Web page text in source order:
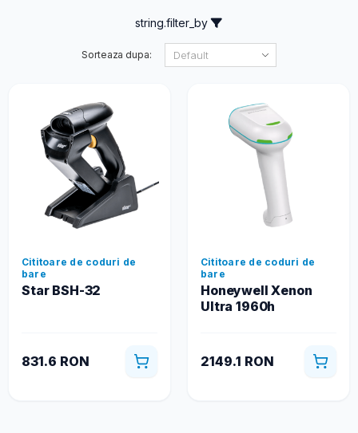
string.filter_by
Sorteaza dupa:
Cititoare de coduri de
bare
Star BSH-32
831.6 RON
Cititoare de coduri de
bare
Honeywell Xenon
Ultra 1960h
2149.1 RON